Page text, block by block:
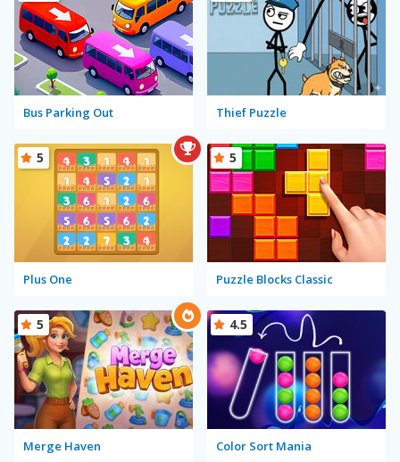
Bus Parking Out Thief Puzzle
Plus One
5
Puzzle Blocks Classic
5
Merge Haven
5
Color Sort Mania
4.5